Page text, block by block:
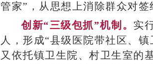
管家”，从思想上消除群众对
创新“三级包抓”机制。 实
人，形成“县级医院带社区、
又依托镇卫生院、村卫生室的